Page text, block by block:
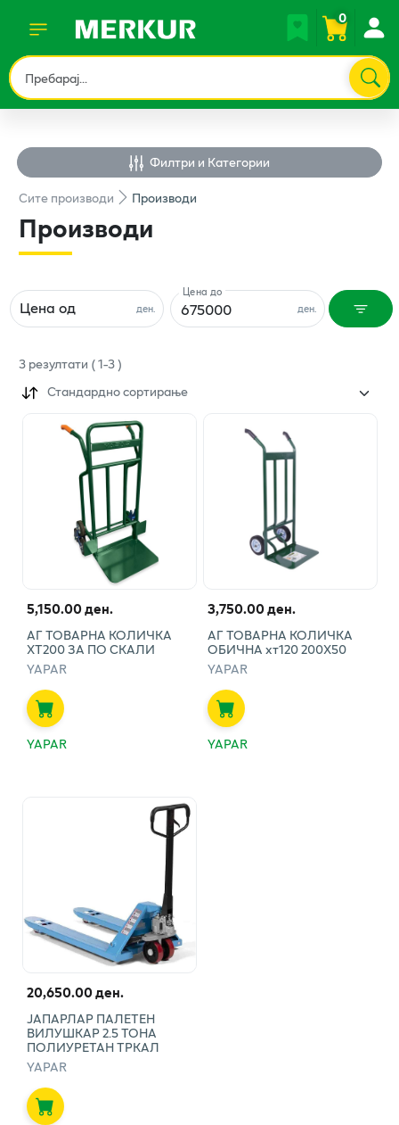
0
Филтри и Категории
Ситепроизводи Производи
Производи
ден.
Цена од ден.
Цена до
3резултати (1-3)
Стандардно сортирање
5,150.00 ден.
АГ ТОВАРНА КОЛИЧКА
ХТ200 ЗА ПО СКАЛИ
YAPAR
YAPAR
3,750.00 ден.
АГ ТОВАРНА КОЛИЧКА
ОБИЧНА хт120 200Х50
YAPAR
YAPAR
20,650.00 ден.
ЈАПАРЛАР ПАЛЕТЕН
ВИЛУШКАР 2.5 ТОНА
ПОЛИУРЕТАН ТРКАЛ
YAPAR